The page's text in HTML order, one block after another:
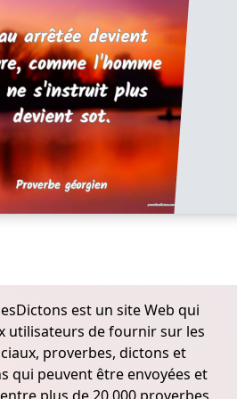
est un site Web qui
utilisateurs de fournir sur les
proverbes, dictons et
qui peuvent être envoyées et